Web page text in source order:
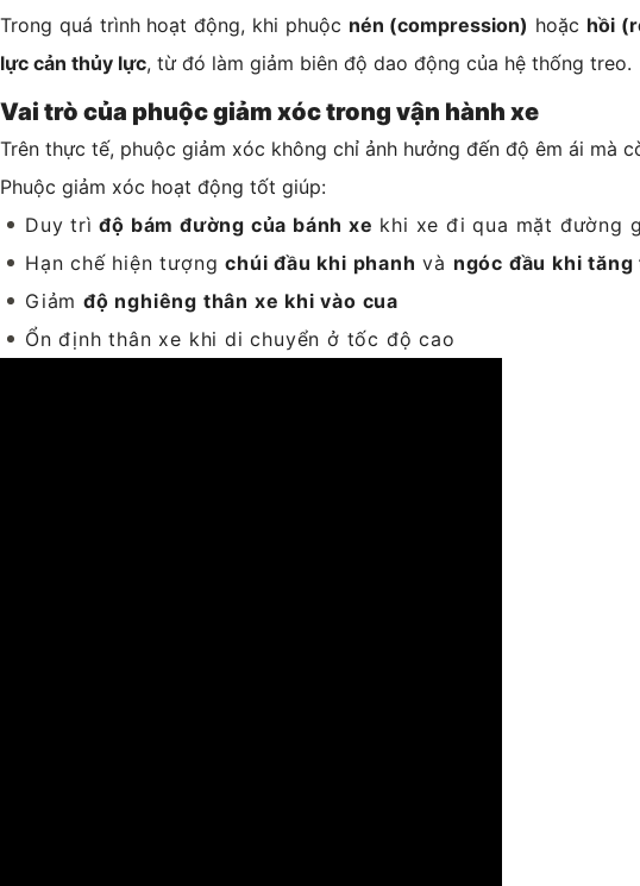
Trong quá trình hoạt động, khi phuộc nén (compression) hoặc hồi
lực cản thủy lực, từ đó làm giảm biên độ dao động của hệ thống treo.
Vai trò của phuộc giảm xóc trong vận hành xe
Trên thực tế, phuộc giảm xóc không chỉ ảnh hưởng đến độ êm ái mà
Phuộc giảm xóc hoạt động tốt giúp:
Duy trìđộ bám đường của bánh xe khi xe đi qua mặt đường
Hạn chế hiện tượngchúi đầu khi phanh và ngóc đầu khi tăng
Giảm độ nghiêng thân xe khi vào cua
Ổn định thân xe khi di chuyển ở tốc độ cao